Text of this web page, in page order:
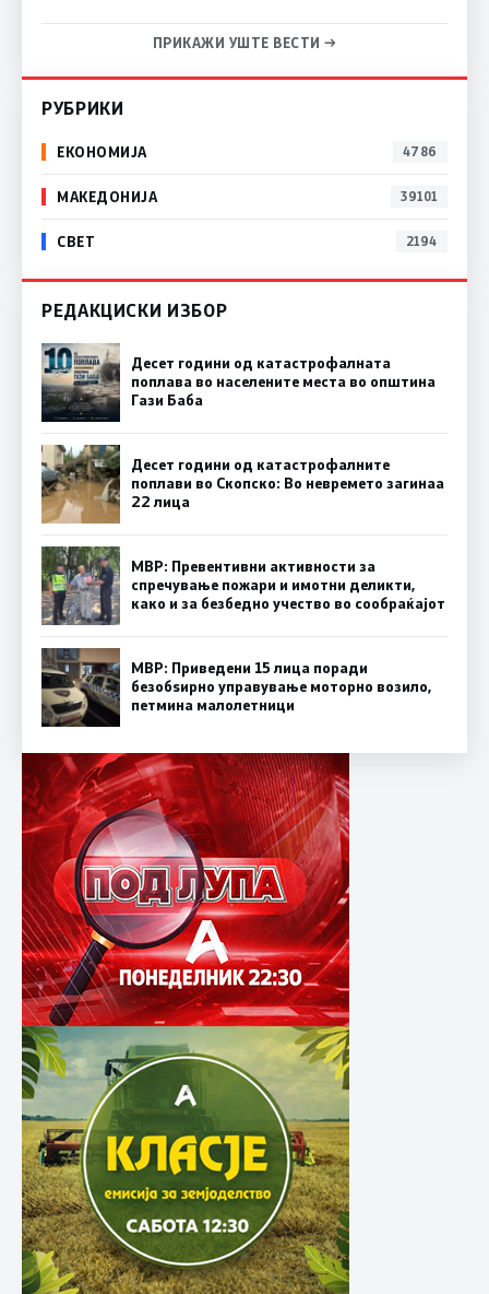
ПРИКАЖИ УШТЕ ВЕСТИ →
РУБРИКИ
ЕКОНОМИЈА 4786
МАКЕДОНИЈА 39101
СВЕТ 2194
РЕДАКЦИСКИ ИЗБОР
Десет години од катастрофалната
поплава во населените места во општина
Гази Баба
Десет години од катастрофалните
поплави во Скопско: Во невремето загинаа
22 лица
МВР: Превентивни активности за
спречување пожари и имотни деликти,
како и за безбедно учество во сообраќајот
МВР: Приведени 15 лица поради
безобѕирно управување моторно возило,
петмина малолетници